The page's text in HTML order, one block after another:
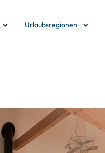
Urlaubsregionen